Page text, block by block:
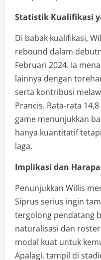
Statistik Kualifikasi
Di babak kualifikasi,
rebound dalam
Februari 2024. Ia
lainnya dengan
serta kontribusi
Prancis. Rata-rata
game menunjukkan
hanya kuantitatif
laga.
Implikasi dan
Penunjukkan Willis
Siprus serius ingin
tergolong pendatang
naturalisasi dan
modal kuat untuk
Apalagi, tampil di